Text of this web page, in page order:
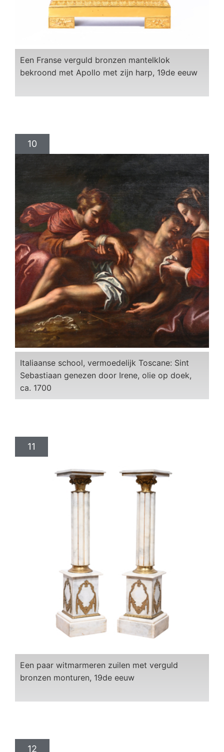
Een Franse verguld bronzen mantelklok
bekroond met Apollo met zijn harp, 19de eeuw
10
Italiaanse school, vermoedelijk Toscane: Sint
Sebastiaan genezen door Irene, olie op doek,
ca. 1700
11
Een paar witmarmeren zuilen met verguld
bronzen monturen, 19de eeuw
12